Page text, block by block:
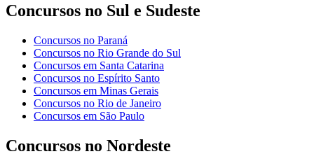
Concursos no Sul e Sudeste
Concursos no Paraná
Concursos no Rio Grande do Sul
Concursos em Santa Catarina
Concursos no Espírito Santo
Concursos em Minas Gerais
Concursos no Rio de Janeiro
Concursos em São Paulo
Concursos no Nordeste